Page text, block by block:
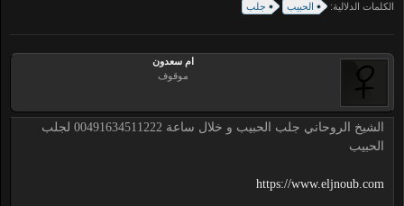
الكلمات الدلالية: الحبيب جلب
ام سعدون
موقوف
الشيخ الروحاني جلب الحبيب و خلال ساعة 00491634511222 لجلب
الحبيب
https://www.eljnoub.com